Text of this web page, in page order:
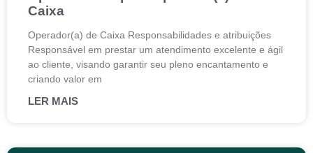
Caixa
Operador(a) de Caixa Responsabilidades e atribuições
Responsável em prestar um atendimento excelente e ágil
ao cliente, visando garantir seu pleno encantamento e
criando valor em
LER MAIS